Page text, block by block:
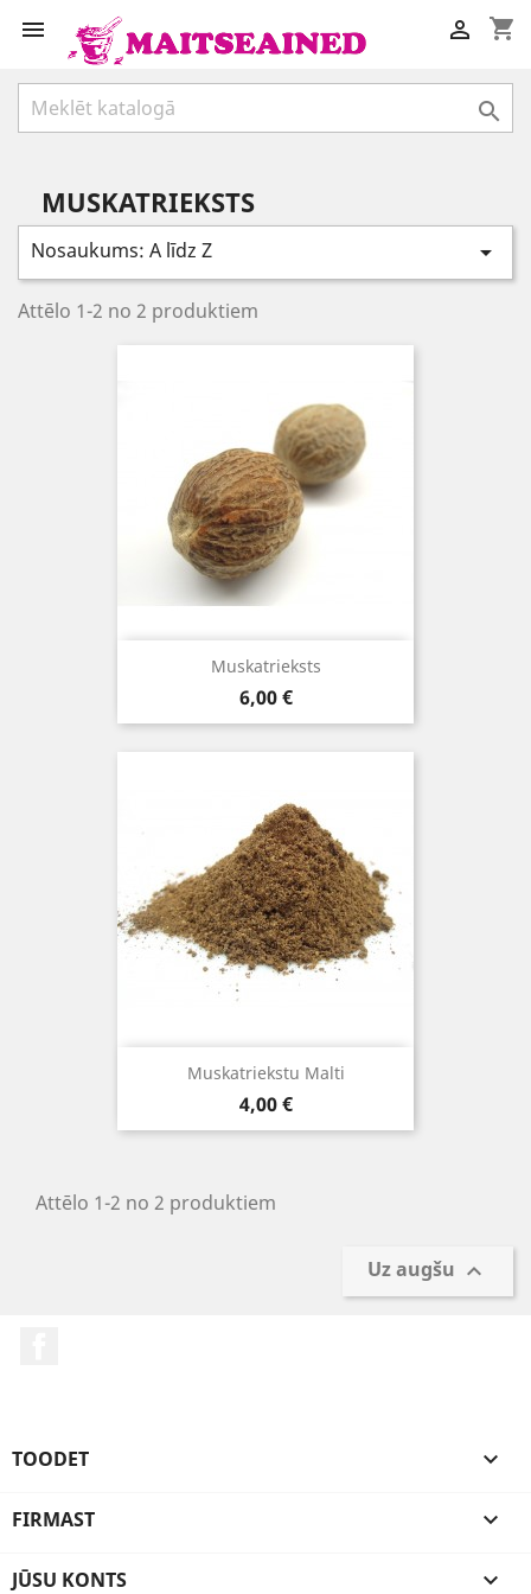
 shopping_cart


MUSKATRIEKSTS
Nosaukums: A līdz Z 
Attēlo 1-2 no 2 produktiem
Muskatrieksts
Cena
6,00 €
Muskatriekstu Malti
Cena
4,00 €
Attēlo 1-2 no 2 produktiem
Uz augšu 
TOODET 
FIRMAST 
JŪSU KONTS 